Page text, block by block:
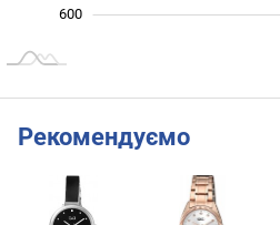
600
Рекомендуємо